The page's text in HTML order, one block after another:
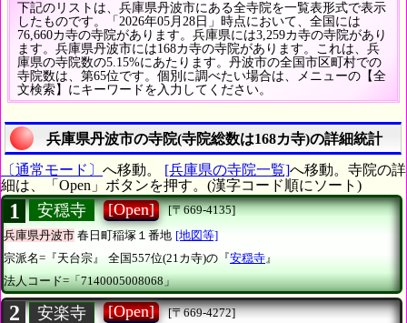
下記のリストは、兵庫県丹波市にある全寺院を一覧表形式で表示
したものです。「2026年05月28日」時点において、全国には
76,660カ寺の寺院があります。兵庫県には3,259カ寺の寺院があり
ます。兵庫県丹波市には168カ寺の寺院があります。これは、兵
庫県の寺院数の5.15%にあたります。丹波市の全国市区町村での
寺院数は、第65位です。個別に調べたい場合は、メニューの【全
文検索】にキーワードを入力してください。
兵庫県丹波市の寺院(寺院総数は168カ寺)の詳細統計
〔通常モード〕 へ移動。 [兵庫県の寺院一覧]へ移動。寺院の詳
細は、「Open」ボタンを押す。(漢字コード順にソート)
1 安穏寺 [Open]
[〒669-4135]
兵庫県丹波市 春日町稲塚１番地 [地図等]
宗派名=『天台宗』
全国557位(21カ寺)の『安穏寺 』
法人コード=「7140005008068」
2 安楽寺 [Open]
[〒669-4272]